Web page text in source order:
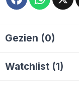
Gezien (0)
Watchlist (1)